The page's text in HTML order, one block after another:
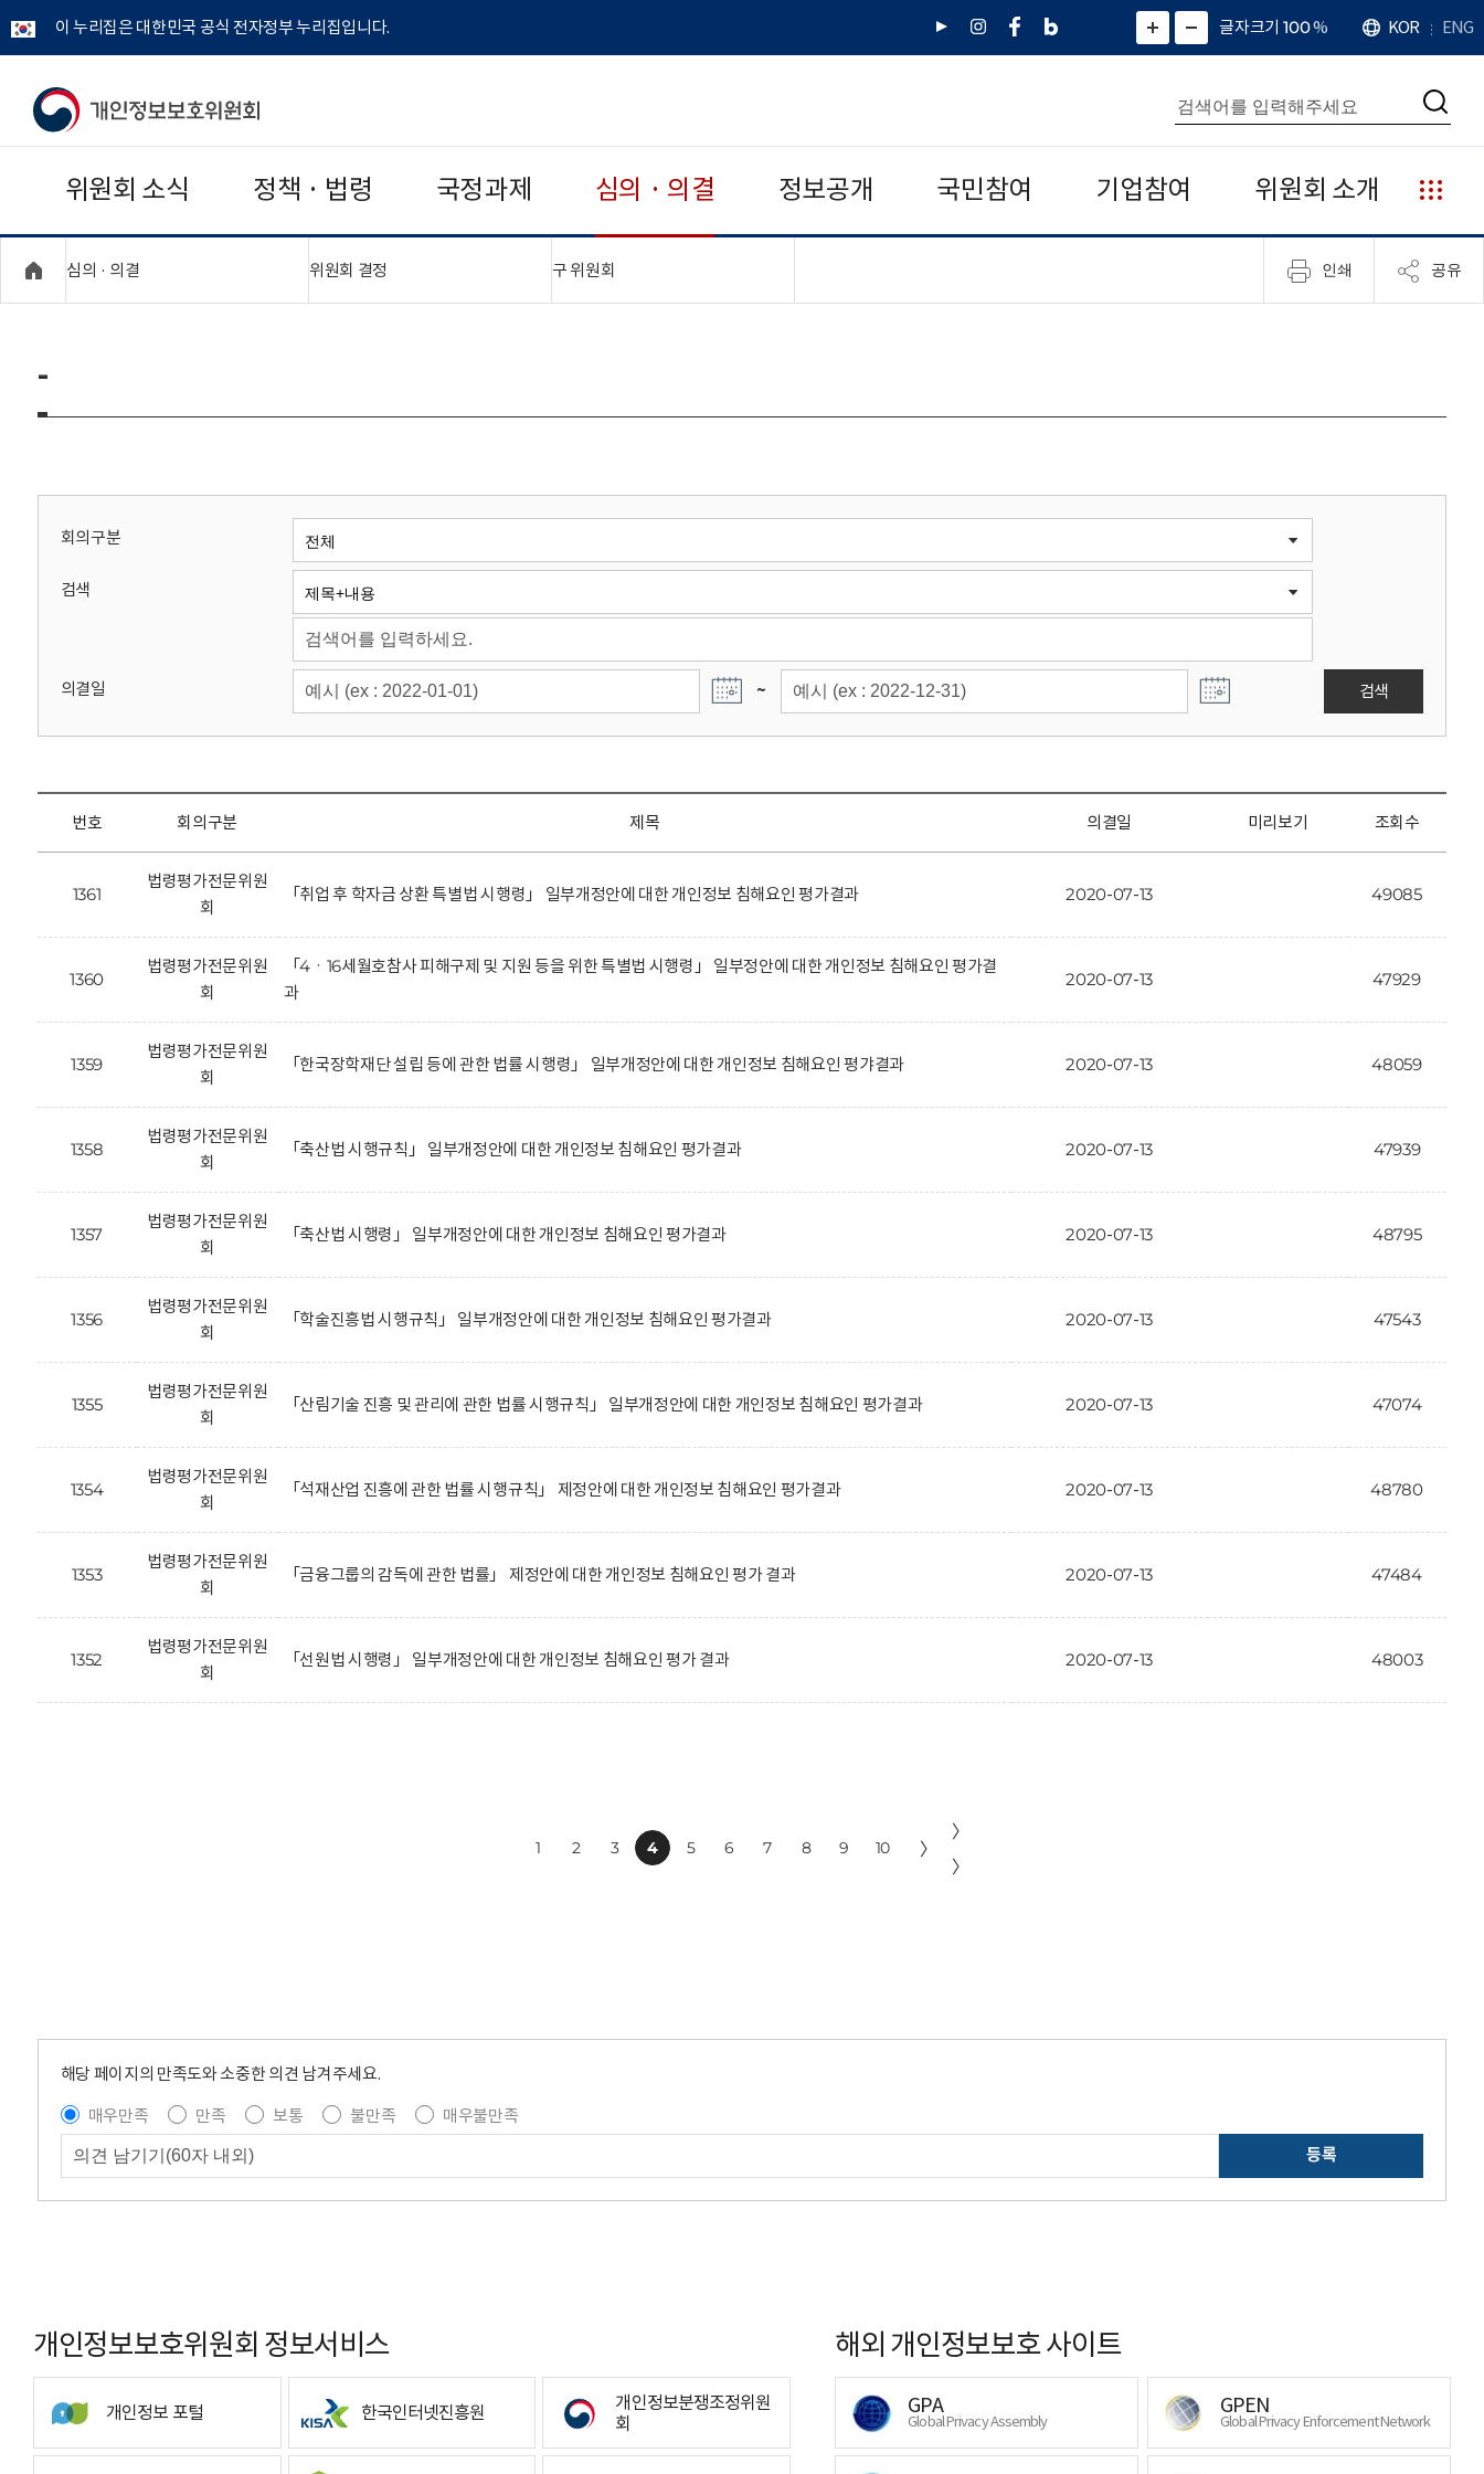
이 누리집은 대한민국 공식 전자정부 누리집입니다.
유
인
페
네
그
)
화
면
면
소
확
대
치
글자크기 100%
언
어
KOR ENG
개
보
보
위
회
통
합
검
색
검
위원회 소식 정책 · 법령 국정과제 심의 · 의결 정보공개 국민참여 기업참여 위원회 소개
누
리
집
안
심의 · 의결 위원회 결정 구 위원회 인쇄 공유
-
회의구분
검색
의결일 ~ 검색
번호 회의구분 제목 의결일 미리보기 조회수
1361
법령평가전문위원
회
「취업 후 학자금 상환 특별법 시행령」 일부개정안에 대한 개인정보 침해요인 평가결과 2020-07-13 49085
1360
법령평가전문위원
회
「4ㆍ16세월호참사 피해구제 및 지원 등을 위한 특별법 시행령」 일부정안에 대한 개인정보 침해요인 평가결
과
2020-07-13 47929
1359
법령평가전문위원
회
「한국장학재단 설립 등에 관한 법률 시행령」 일부개정안에 대한 개인정보 침해요인 평갸결과 2020-07-13 48059
1358
법령평가전문위원
회
「축산법 시행규칙」 일부개정안에 대한 개인정보 침해요인 평가결과 2020-07-13 47939
1357
법령평가전문위원
회
「축산법 시행령」 일부개정안에 대한 개인정보 침해요인 평가결과 2020-07-13 48795
1356
법령평가전문위원
회
「학술진흥법 시행규칙」 일부개정안에 대한 개인정보 침해요인 평가결과 2020-07-13 47543
1355
법령평가전문위원
회
「산림기술 진흥 및 관리에 관한 법률 시행규칙」 일부개정안에 대한 개인정보 침해요인 평가결과 2020-07-13 47074
1354
법령평가전문위원
회
「석재산업 진흥에 관한 법률 시행규칙」 제정안에 대한 개인정보 침해요인 평가결과 2020-07-13 48780
1353
법령평가전문위원
회
「금융그룹의 감독에 관한 법률」 제정안에 대한 개인정보 침해요인 평가 결과 2020-07-13 47484
1352
법령평가전문위원
회
「선원법 시행령」 일부개정안에 대한 개인정보 침해요인 평가 결과 2020-07-13 48003
1 2 3 4 5 6 7 8 9 10 〉
〉
〉
해당 페이지의 만족도와 소중한 의견 남겨주세요.
매우만족
만족 보통 불만족
매우불만족
등록
개인정보보호위원회 정보서비스
개인정보 포털 한국인터넷진흥원
개인정보분쟁조정위원
회
해외 개인정보보호 사이트
GPA
Global Privacy Assembly
GPEN
Global Privacy Enforcement Network